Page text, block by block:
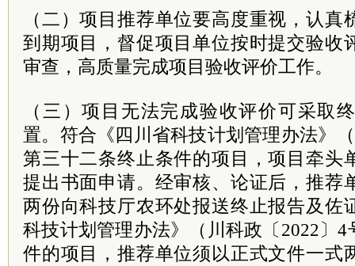
（二）项目推荐单位要高度重视，认
到期项目，督促项目单位按时提交验收
审查，高质量完成项目验收评价工作。
（三）项目无法完成验收评价可采取
置。符合《四川省科技计划管理办法》
第三十二条终止条件的项目，项目牵头
提出书面申请。经审核、论证后，推荐
两份向科技厅农环处报送终止报告及佐
科技计划管理办法》（川科政〔2022〕
件的项目，推荐单位须以正式文件一式